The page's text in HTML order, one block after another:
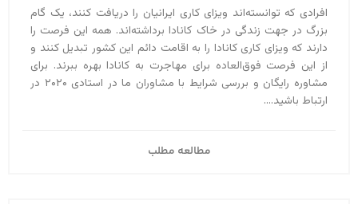
افرادی که توانسته‌اند ویزای کاری ایرانیان را دریافت کنند، یک گام
بزرگ در جهت زندگی در خاک کانادا برداشته‌اند. همه این فرصت را
دارند که ویزای کاری کانادا را به اقامت دائم این کشور تبدیل کنند و
از این فرصت فوق‌العاده برای مهاجرت به کانادا بهره ببرند. برای
مشاوره رایگان و بررسی شرایط با مشاوران ما در استادی ۲۰۲۰ در
ارتباط باشید....
مطالعه مطلب